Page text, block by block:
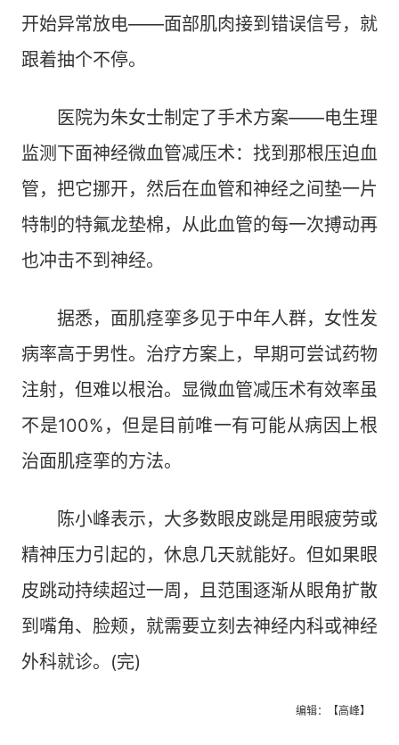
开始异常放电——面部肌肉接到错误信号，就
跟着抽个不停。
医院为朱女士制定了手术方案——电生理
监测下面神经微血管减压术：找到那根压迫血
管，把它挪开，然后在血管和神经之间垫一片
特制的特氟龙垫棉，从此血管的每一次搏动再
也冲击不到神经。
据悉，面肌痉挛多见于中年人群，女性发
病率高于男性。治疗方案上，早期可尝试药物
注射，但难以根治。显微血管减压术有效率虽
不是100%，但是目前唯一有可能从病因上根
治面肌痉挛的方法。
陈小峰表示，大多数眼皮跳是用眼疲劳或
精神压力引起的，休息几天就能好。但如果眼
皮跳动持续超过一周，且范围逐渐从眼角扩散
到嘴角、脸颊，就需要立刻去神经内科或神经
外科就诊。(完)
编辑：【高峰】